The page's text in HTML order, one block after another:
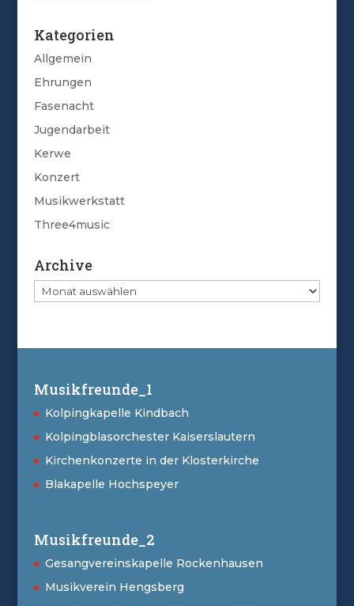
Kategorien
Allgemein
Ehrungen
Fasenacht
Jugendarbeit
Kerwe
Konzert
Musikwerkstatt
Three4music
Archive
Archive
Musikfreunde_1
Kolpingkapelle Kindbach
Kolpingblasorchester Kaiserslautern
Kirchenkonzerte in der Klosterkirche
Blakapelle Hochspeyer
Musikfreunde_2
Gesangvereinskapelle Rockenhausen
Musikverein Hengsberg